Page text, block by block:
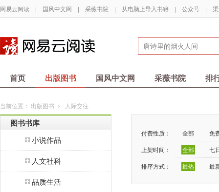
网易云阅读 | 国风中文网 | 采薇书院 | 从电脑上导入书籍 | 公众号 |
首页 出版图书 国风中文网 采薇书院 排
当前位置： 出版图书 > 人际交往
图书书库
小说作品
人文社科
品质生活
付费性质： 全部
免
上架时间：
全部
七
排序方式：
最热 最